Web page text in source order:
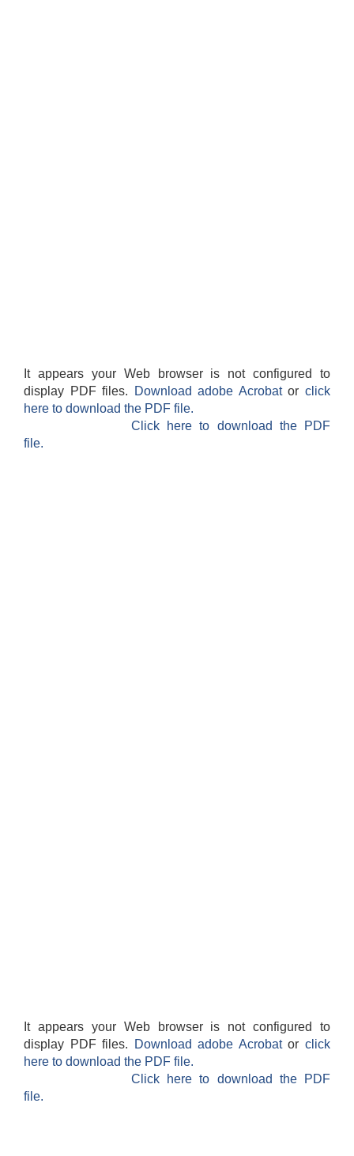
It appears your Web browser is not configured to
display PDF files.
Download adobe Acrobatorclick
here to download the PDF file.
Click here to download the PDF
file.
It appears your Web browser is not configured to
display PDF files.
Download adobe Acrobatorclick
here to download the PDF file.
Click here to download the PDF
file.